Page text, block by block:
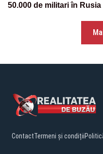
50.000 de militari în Rusia
ContactTermeni și condiții